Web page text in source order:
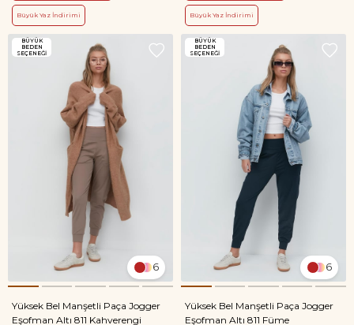
Büyük Yaz İndirimi Büyük Yaz İndirimi
6
Yüksek Bel Manşetli Paça Jogger
Eşofman Altı 811 Kahverengi
BÜYÜK
BEDEN
SEÇENEĞI
6
Yüksek Bel Manşetli Paça Jogger
Eşofman Altı 811 Füme
BÜYÜK
BEDEN
SEÇENEĞI